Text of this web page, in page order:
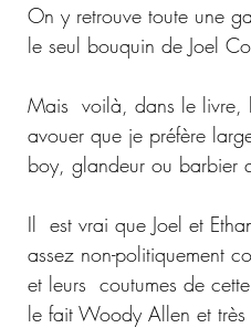
On y retrouve toute une
le seul bouquin de Joel
Mais  voilà, dans le livre,
avouer que je préfère
boy, glandeur ou barbier
Il  est vrai que Joel et
assez non-politiquement
et leurs  coutumes de
le fait Woody Allen et